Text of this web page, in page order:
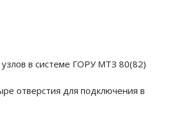
в системе ГОРУ МТЗ 80(82)
отверстия для подключения в